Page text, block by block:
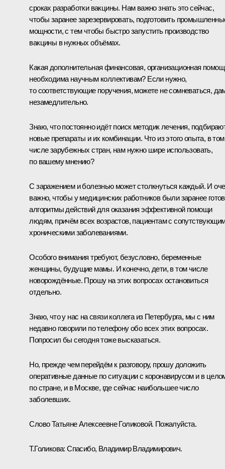
сроках разработки вакцины. Нам важно знать это сейчас,
чтобы заранее зарезервировать, подготовить
мощности, с тем чтобы быстро запустить производство
вакцины в нужных объёмах.
Какая дополнительная финансовая, организационная
необходима научным коллективам? Если нужно,
то соответствующие поручения, можете не сомневаться,
незамедлительно.
Знаю, что постоянно идёт поиск методик лечения,
новые препараты и их комбинации. Что из этого опыта, в том
числе зарубежных стран, нам нужно шире использовать,
по вашему мнению?
С заражением и болезнью может столкнуться каждый. И
важно, чтобы у медицинских работников были заранее
алгоритмы действий для оказания эффективной помощи
людям, причём всех возрастов, пациентам с
хроническими заболеваниями.
Особого внимания требуют, безусловно, беременные
женщины, будущие мамы. И конечно, дети, в том числе
новорождённые. Прошу на этих вопросах остановиться
отдельно.
Знаю, что у нас на связи коллега из Петербурга, мы с ним
недавно говорили по телефону обо всех этих вопросах.
Попросил бы сегодня тоже высказаться.
Но, прежде чем перейдём к разговору, прошу доложить
оперативные данные по ситуации с коронавирусом и в
по стране, и в Москве, где сейчас наибольшее число
заболевших.
Слово Татьяне Алексеевне Голиковой. Пожалуйста.
Т.Голикова:Спасибо, Владимир Владимирович.